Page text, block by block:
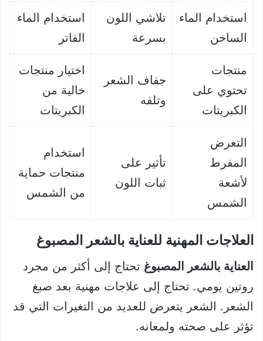
استخدام الماء
الساخن
تلاشي اللون
بسرعة
استخدام الماء
الفاتر
منتجات
تحتوي على
الكبريتات
جفاف الشعر
وتلفه
اختيار منتجات
خالية من
الكبريتات
التعرض
المفرط
لأشعة
الشمس
تأثير على
ثبات اللون
استخدام
منتجات حماية
من الشمس
العلاجات المهنية للعناية بالشعر المصبوغ
العناية بالشعر المصبوغ تحتاج إلى أكثر من مجرد
روتين يومي. تحتاج إلى علاجات مهنية بعد صبغ
الشعر. الشعر يتعرض للعديد من التغيرات التي قد
تؤثر على صحته ولمعانه.